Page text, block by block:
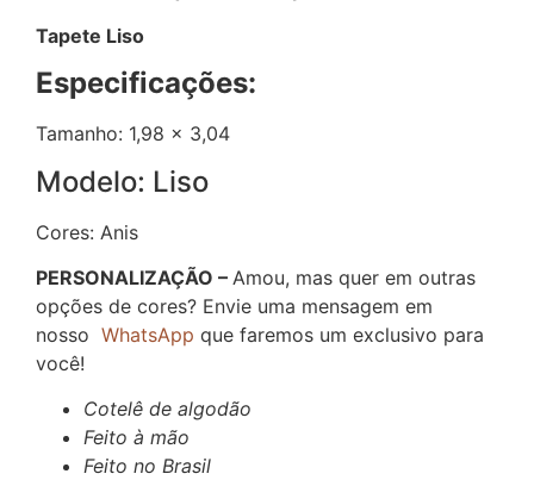
Tapete Liso
Especificações:
Tamanho: 1,98 x 3,04
Modelo: Liso
Cores: Anis
PERSONALIZAÇÃO – Amou, mas quer em outras
opções de cores? Envie uma mensagem em
nosso WhatsApp que faremos um exclusivo para
você!
Cotelê de algodão
Feito à mão
Feito no Brasil